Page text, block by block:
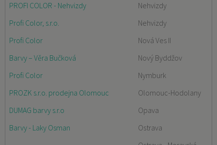
PROFI COLOR - Nehvizdy
Nehvizdy
Profi Color, s.r.o.
Nehvizdy
Profi Color
Nová Ves II
Barvy – Věra Bučková
Nový Byddžov
Profi Color
Nymburk
PROZK s.r.o. prodejna Olomouc
Olomouc-Hodolany
DUMAG barvy s.r.o
Opava
Barvy - Laky Osman
Ostrava